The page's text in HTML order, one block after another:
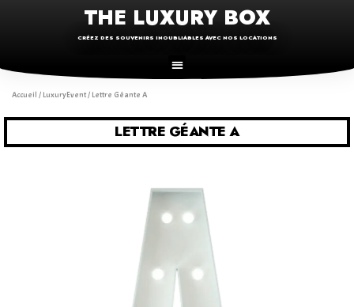
THE LUXURY BOX
CRÉEZ DES SOUVENIRS INOUBLIABLES AVEC NOS LOCATIONS
Accueil / LuxuryEvent/ Lettre Géante A
LETTRE GÉANTE A